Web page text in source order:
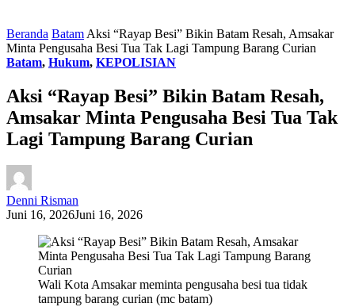
Beranda Batam Aksi “Rayap Besi” Bikin Batam Resah, Amsakar
Minta Pengusaha Besi Tua Tak Lagi Tampung Barang Curian
Batam, Hukum, KEPOLISIAN
Aksi “Rayap Besi” Bikin Batam Resah,
Amsakar Minta Pengusaha Besi Tua Tak
Lagi Tampung Barang Curian
Denni Risman
Juni 16, 2026Juni 16, 2026
Wali Kota Amsakar meminta pengusaha besi tua tidak
tampung barang curian (mc batam)